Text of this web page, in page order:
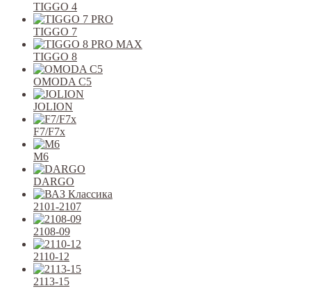
TIGGO 4
TIGGO 7
TIGGO 8
OMODA C5
JOLION
F7/F7x
M6
DARGO
2101-2107
2108-09
2110-12
2113-15